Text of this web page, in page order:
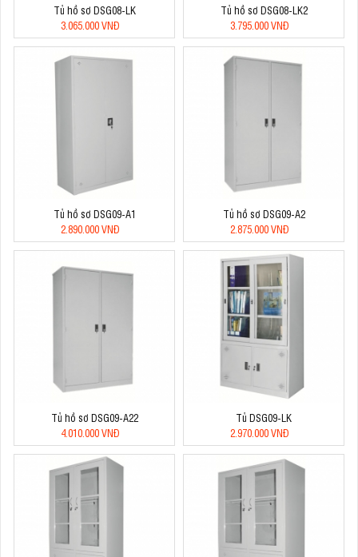
Tủ hồ sơ DSG08-LK
3.065.000 VNĐ
Tủ hồ sơ DSG08-LK2
3.795.000 VNĐ
Tủ hồ sơ DSG09-A1
2.890.000 VNĐ
Tủ hồ sơ DSG09-A2
2.875.000 VNĐ
Tủ hồ sơ DSG09-A22
4.010.000 VNĐ
Tủ DSG09-LK
2.970.000 VNĐ